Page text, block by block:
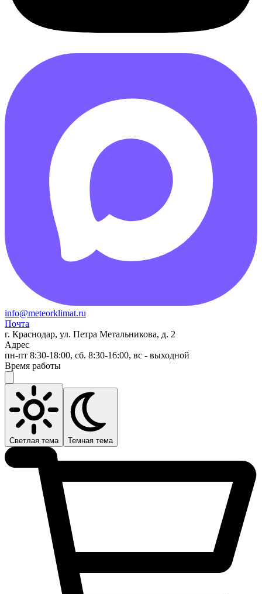
info@meteorklimat.ru
Почта
г. Краснодар, ул. Петра Метальникова, д. 2
Адрес
пн-пт 8:30-18:00, сб. 8:30-16:00, вс - выходной
Время работы
Светлая тема Темная тема